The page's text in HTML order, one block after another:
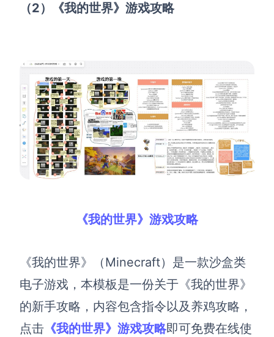
企业服务
管理功能定制 · 专业部署方案
客户案例
用boardmix提升团队协作效率
企业版申请试用
满足企业级团队协作和管理需求
帮助支持
获取详细功能指南和技术支持
探索创意灵感与高效协作技巧
（2）《我的世界》游戏攻略
《我的世界》游戏攻略
《我的世界》（Minecraft）是一款沙盒类
电子游戏，本模板是一份关于《我的世界》
的新手攻略，内容包含指令以及养鸡攻略，
点击 《我的世界》游戏攻略即可免费在线使